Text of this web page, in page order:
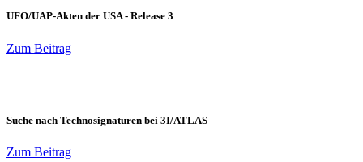
UFO/UAP-Akten der USA - Release 3
Zum Beitrag
Suche nach Technosignaturen bei 3I/ATLAS
Zum Beitrag